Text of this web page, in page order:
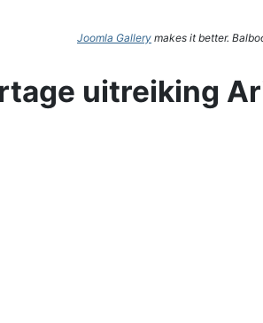
Joomla Gallery makes it better.
uitreiking